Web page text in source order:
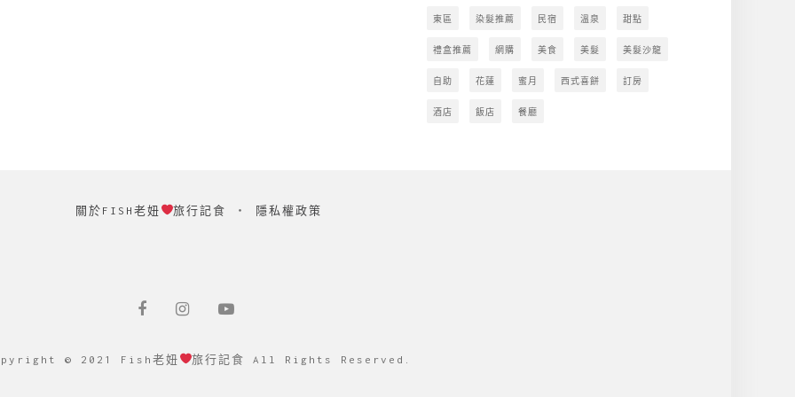
東區 染髮推薦 民宿 溫泉 甜點
禮盒推薦 網購 美食 美髮 美髮沙龍
自助 花蓮 蜜月 西式喜餅 訂房
酒店 飯店 餐廳
關於FISH老妞 旅行記食 ‧ 隱私權政策
© 2021 Fish老妞 旅行記食 All Rights Reserved.